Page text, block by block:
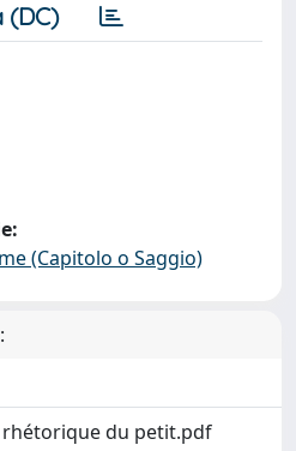
(DC)
(Capitolo o Saggio)
du petit.pdf